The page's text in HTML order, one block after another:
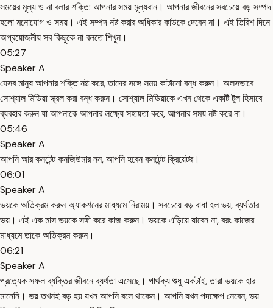
সময়ের মূল্য ও না বলার শক্তি: আপনার সময় মূল্যবান। আপনার জীবনের সবচেয়ে বড় সম্পদ
হলো মনোযোগ ও সময়। এই সম্পদ নষ্ট করার অধিকার কাউকে দেবেন না। এই তিরিশ দিনে
অপ্রয়োজনীয় সব কিছুকে না বলতে শিখুন।
05:27
Speaker A
যেসব মানুষ আপনার শক্তি নষ্ট করে, তাদের সঙ্গে সময় কাটানো বন্ধ করুন। অলসভাবে
সোশ্যাল মিডিয়া স্ক্রল করা বন্ধ করুন। সোশ্যাল মিডিয়াকে এখন থেকে একটি টুল হিসাবে
ব্যবহার করুন যা আপনাকে আপনার লক্ষ্যে সহায়তা করে, আপনার সময় নষ্ট করে না।
05:46
Speaker A
আপনি আর কনটেন্ট কনজিউমার নন, আপনি হবেন কনটেন্ট ক্রিয়েটর।
06:01
Speaker A
ভয়কে অতিক্রম করুন অ্যাকশনের মাধ্যমে নিরাময়। সবচেয়ে বড় বাধা হল ভয়, ব্যর্থতার
ভয়। এই এক মাস ভয়কে সঙ্গী করে কাজ করুন। ভয়কে এড়িয়ে যাবেন না, বরং কাজের
মাধ্যমে তাকে অতিক্রম করুন।
06:21
Speaker A
প্রত্যেক সফল ব্যক্তির জীবনে ব্যর্থতা এসেছে। পার্থক্য শুধু একটাই, তারা ভয়কে হার
মানেনি। ভয় তখনই বড় হয় যখন আপনি বসে থাকেন। আপনি যখন পদক্ষেপ নেবেন, ভয়